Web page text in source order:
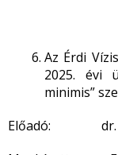
Az Érdi
2025. évi
minimis”
Előadó: dr.